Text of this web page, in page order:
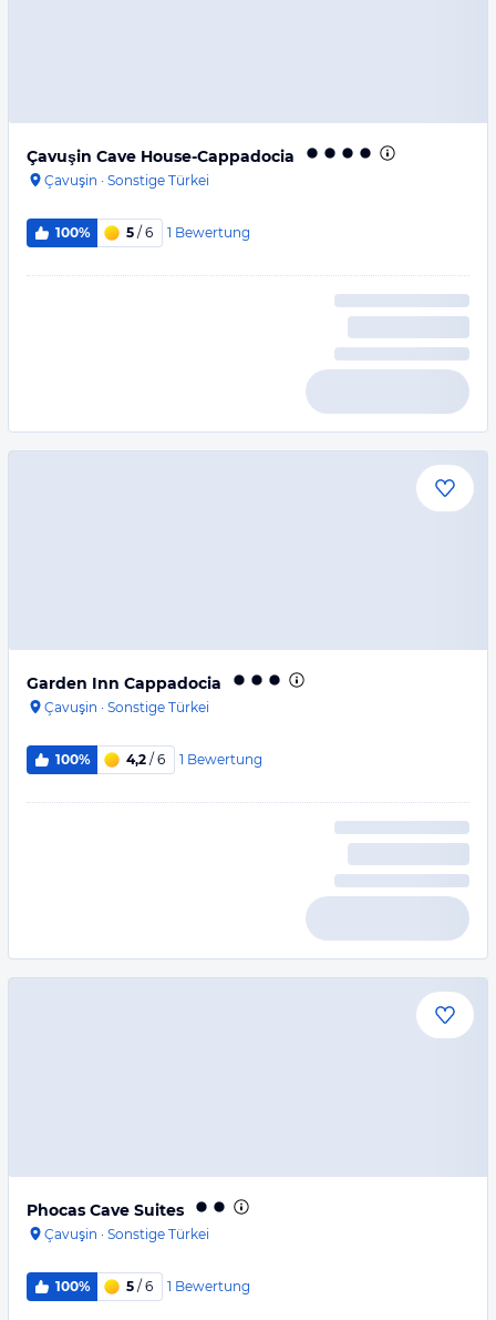
Çavuşin Cave House-Cappadocia
Çavuşin · Sonstige Türkei
100% 5 / 6 1 Bewertung
Garden Inn Cappadocia
Çavuşin · Sonstige Türkei
100% 4,2 / 6 1 Bewertung
Phocas Cave Suites
Çavuşin · Sonstige Türkei
100% 5 / 6 1 Bewertung